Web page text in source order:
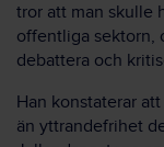
tror att man skulle
offentliga sektorn,
debattera och
Han konstaterar
än yttrandefrihet